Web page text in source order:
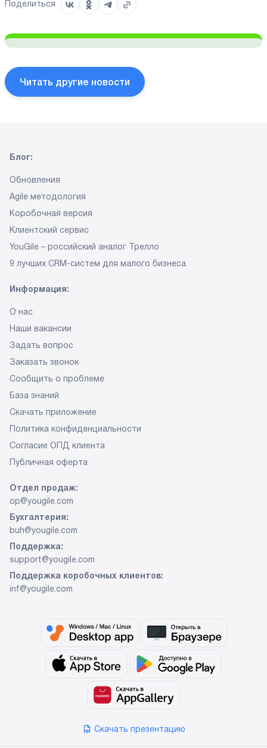
Поделиться
Читать другие новости
Блог:
Обновления
Agile методология
Коробочная версия
Клиентский сервис
YouGile – российский аналог Трелло
9 лучших CRM-систем для малого бизнеса
Информация:
О нас
Наши вакансии
Задать вопрос
Заказать звонок
Сообщить о проблеме
База знаний
Скачать приложение
Политика конфиденциальности
Согласие ОПД клиента
Публичная оферта
Отдел продаж:
op@yougile.com
Бухгалтерия:
buh@yougile.com
Поддержка:
support@yougile.com
Поддержка коробочных клиентов:
inf@yougile.com
Скачать презентацию